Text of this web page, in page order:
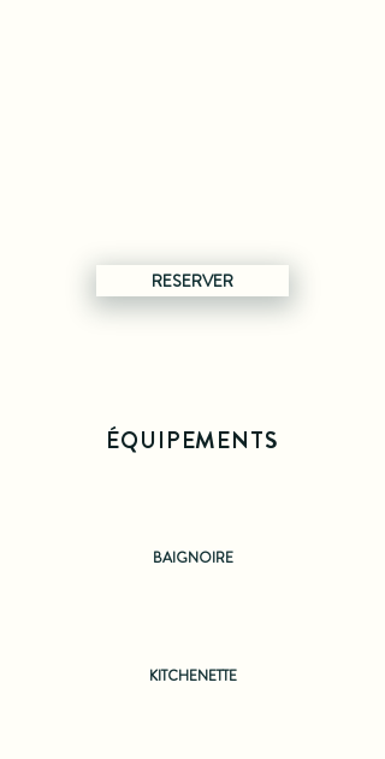
RESERVER
ÉQUIPEMENTS
BAIGNOIRE
KITCHENETTE